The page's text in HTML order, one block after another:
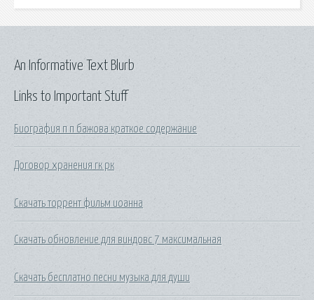
Links to Important Stuff
Биография п п бажова краткое содержание
Договор хранения гк рк
Скачать торрент фильм иоанна
Скачать обновление для виндовс 7 максимальная
Скачать бесплатно песни музыка для души
An Informative Text Blurb